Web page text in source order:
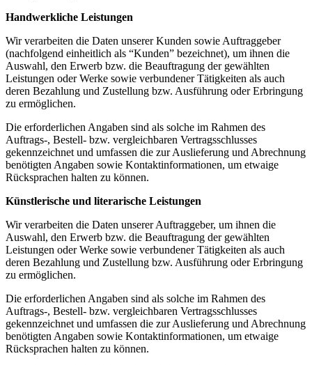
Handwerkliche Leistungen
Wir verarbeiten die Daten unserer Kunden sowie Auftraggeber
(nachfolgend einheitlich als “Kunden” bezeichnet), um ihnen die
Auswahl, den Erwerb bzw. die Beauftragung der gewählten
Leistungen oder Werke sowie verbundener Tätigkeiten als auch
deren Bezahlung und Zustellung bzw. Ausführung oder Erbringung
zu ermöglichen.
Die erforderlichen Angaben sind als solche im Rahmen des
Auftrags-, Bestell- bzw. vergleichbaren Vertragsschlusses
gekennzeichnet und umfassen die zur Auslieferung und Abrechnung
benötigten Angaben sowie Kontaktinformationen, um etwaige
Rücksprachen halten zu können.
Künstlerische und literarische Leistungen
Wir verarbeiten die Daten unserer Auftraggeber, um ihnen die
Auswahl, den Erwerb bzw. die Beauftragung der gewählten
Leistungen oder Werke sowie verbundener Tätigkeiten als auch
deren Bezahlung und Zustellung bzw. Ausführung oder Erbringung
zu ermöglichen.
Die erforderlichen Angaben sind als solche im Rahmen des
Auftrags-, Bestell- bzw. vergleichbaren Vertragsschlusses
gekennzeichnet und umfassen die zur Auslieferung und Abrechnung
benötigten Angaben sowie Kontaktinformationen, um etwaige
Rücksprachen halten zu können.